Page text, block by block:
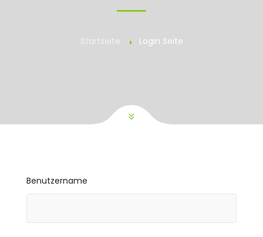
Startseite Login Seite
Benutzername